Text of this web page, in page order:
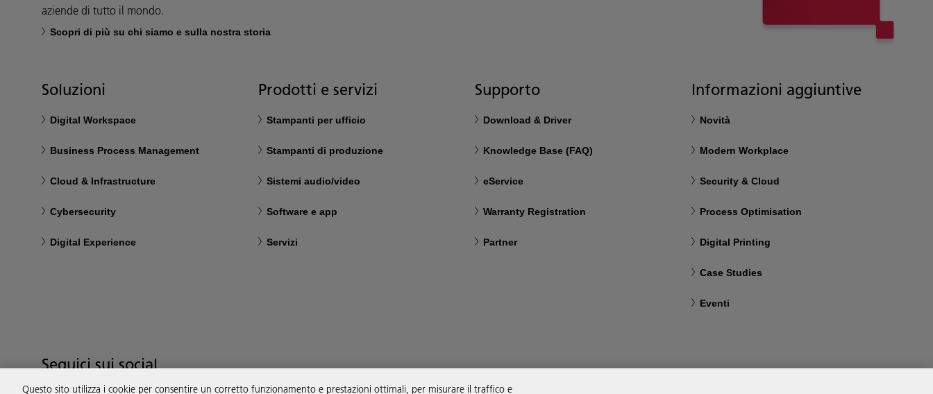
aziende di tutto il mondo.
Scopri di più su chi siamo e sulla nostra storia
Soluzioni
Digital Workspace
Business Process Management
Cloud & Infrastructure
Cybersecurity
Digital Experience
Prodotti e servizi
Stampanti per ufficio
Stampanti di produzione
Sistemi audio/video
Software e app
Servizi
Supporto
Download & Driver
Knowledge Base (FAQ)
eService
Warranty Registration
Partner
Informazioni aggiuntive
Novità
Modern Workplace
Security & Cloud
Process Optimisation
Digital Printing
Case Studies
Eventi
Seguici sui social
Questo sito utilizza i cookie per consentire un corretto funzionamento e prestazioni ottimali, per misurare il traffico e